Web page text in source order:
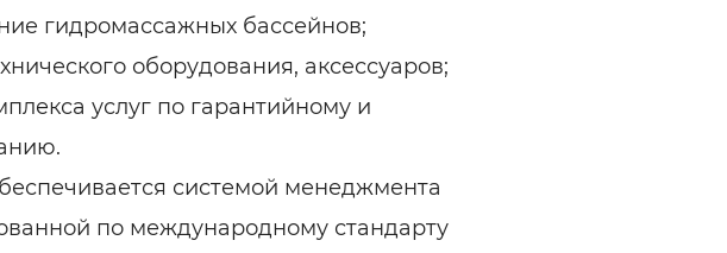
гидромассажных бассейнов;
оборудования, аксессуаров;
услуг по гарантийному и
системой менеджмента
по международному стандарту